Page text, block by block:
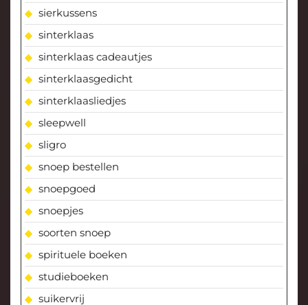
sierkussens
sinterklaas
sinterklaas cadeautjes
sinterklaasgedicht
sinterklaasliedjes
sleepwell
sligro
snoep bestellen
snoepgoed
snoepjes
soorten snoep
spirituele boeken
studieboeken
suikervrij